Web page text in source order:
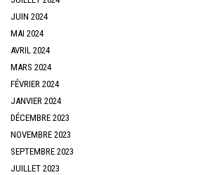
JUIN 2024
MAI 2024
AVRIL 2024
MARS 2024
FÉVRIER 2024
JANVIER 2024
DÉCEMBRE 2023
NOVEMBRE 2023
SEPTEMBRE 2023
JUILLET 2023